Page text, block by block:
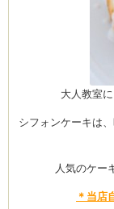
大人教室
シフォンケーキは
人気のケー
＊当店